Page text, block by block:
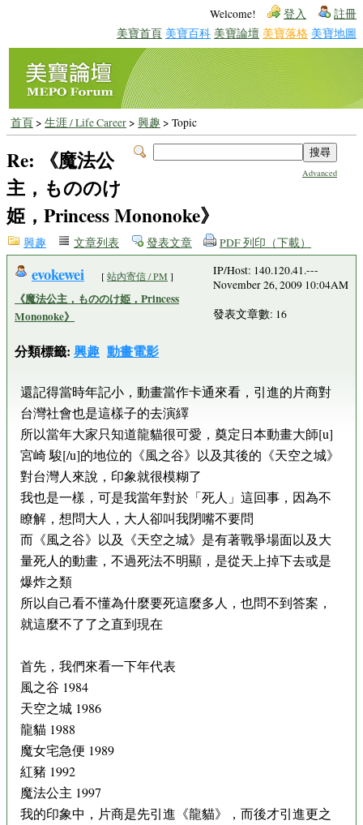
Welcome! 登入 註冊
美寶首頁 美寶百科 美寶論壇 美寶落格 美寶地圖
首頁> 生涯 / Life Career> 興趣 > Topic
Advanced
Re: 《魔法公
主，もののけ
姫，Princess Mononoke》
興趣 文章列表 發表文章 PDF 列印（下載）
evokewei [站內寄信 / PM ]
《魔法公主，もののけ姫，Princess
Mononoke》
分類標籤: 興趣 動畫電影
IP/Host: 140.120.41.---
November 26, 2009 10:04AM
發表文章數: 16
還記得當時年記小，動畫當作卡通來看，引進的片商對
台灣社會也是這樣子的去演繹
所以當年大家只知道龍貓很可愛，奠定日本動畫大師[u]
宮崎 駿[/u]的地位的《風之谷》以及其後的《天空之城》
對台灣人來說，印象就很模糊了
我也是一樣，可是我當年對於「死人」這回事，因為不
瞭解，想問大人，大人卻叫我閉嘴不要問
而《風之谷》以及《天空之城》是有著戰爭場面以及大
量死人的動畫，不過死法不明顯，是從天上掉下去或是
爆炸之類
所以自己看不懂為什麼要死這麼多人，也問不到答案，
就這麼不了了之直到現在
首先，我們來看一下年代表
風之谷 1984
天空之城 1986
龍貓 1988
魔女宅急便 1989
紅豬 1992
魔法公主 1997
我的印象中，片商是先引進《龍貓》，而後才引進更之